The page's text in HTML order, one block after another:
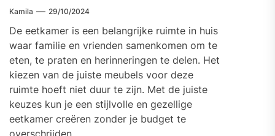
Kamila 29/10/2024
De eetkamer is een belangrijke ruimte in huis
waar familie en vrienden samenkomen om te
eten, te praten en herinneringen te delen. Het
kiezen van de juiste meubels voor deze
ruimte hoeft niet duur te zijn. Met de juiste
keuzes kun je een stijlvolle en gezellige
eetkamer creëren zonder je budget te
overschrijden.